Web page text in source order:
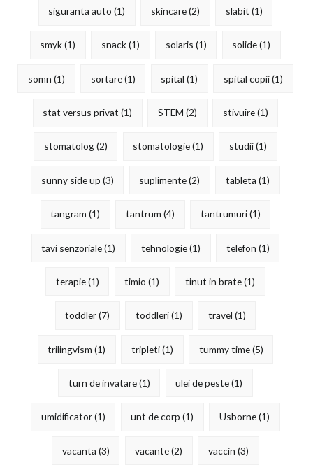
siguranta auto (1) skincare(2) slabit (1)
smyk(1) snack(1) solaris (1) solide(1)
somn (1) sortare(1) spital (1) spital copii(1)
stat versus privat (1) STEM (2) stivuire(1)
stomatolog(2) stomatologie(1) studii(1)
sunny side up (3) suplimente(2) tableta (1)
tangram (1) tantrum (4) tantrumuri(1)
tavi senzoriale(1) tehnologie(1) telefon (1)
terapie(1) timio (1) tinut in brate(1)
toddler(7) toddleri(1) travel (1)
trilingvism (1) tripleti(1) tummy time(5)
turn de invatare(1) ulei de peste(1)
umidificator(1) unt de corp (1) Usborne(1)
vacanta (3) vacante(2) vaccin (3)